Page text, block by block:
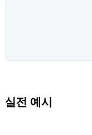
실전 예시